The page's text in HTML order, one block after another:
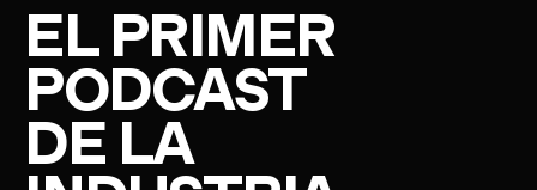
EL PRIMER
PODCAST
DE LA